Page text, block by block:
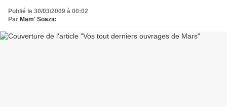
Publié le 30/03/2009 à 00:02
Par Mam' Soazic